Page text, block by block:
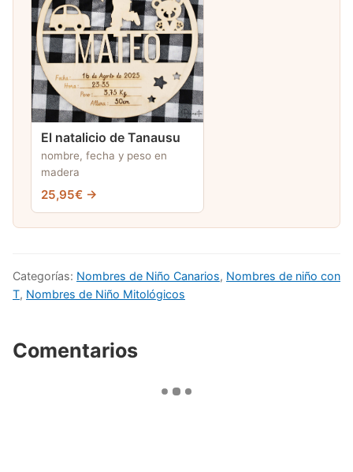
El natalicio de Tanausu
nombre, fecha y peso en
madera
25,95€ →
Categorías: Nombres de Niño Canarios, Nombres de niño con
T, Nombres de Niño Mitológicos
Comentarios